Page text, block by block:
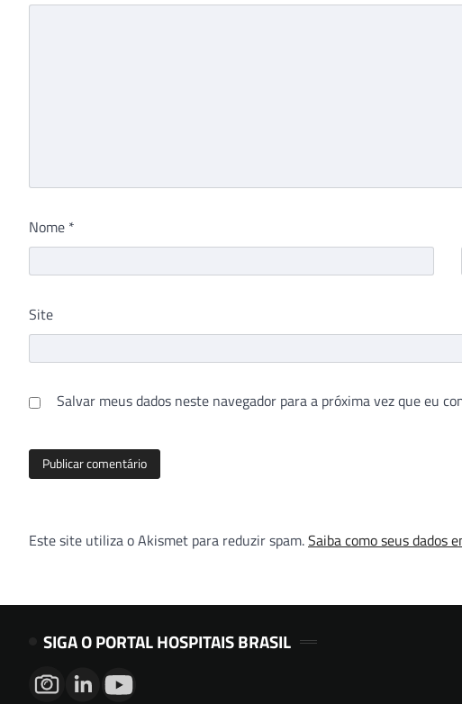
Nome *
Site
Salvar meus dados neste navegador para a próxima vez que eu
Este site utiliza o Akismet para reduzir spam.Saiba como seus dados
SIGA O PORTAL HOSPITAIS BRASIL